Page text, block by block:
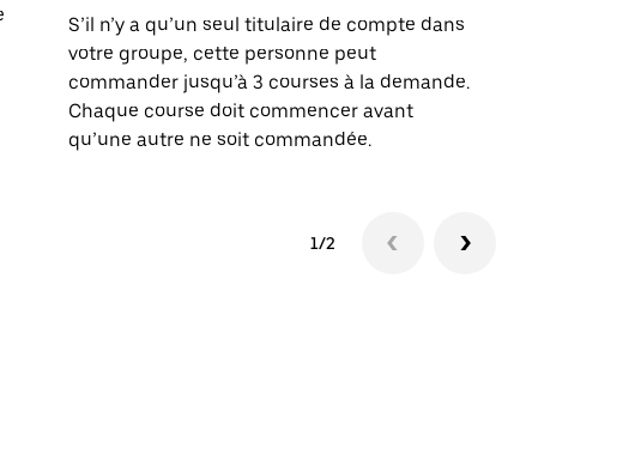
S’il n’y a qu’un seul titulaire de compte dans
votre groupe, cette personne peut
commander jusqu’à 3 courses à la demande.
Chaque course doit commencer avant
qu’une autre ne soit commandée.
1/2